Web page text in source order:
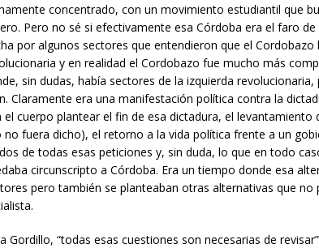
concentrado, con un movimiento estudiantil que
Pero no sé si efectivamente esa Córdoba era el faro
por algunos sectores que entendieron que el
y en realidad el Cordobazo fue mucho más
sin dudas, había sectores de la izquierda
Claramente era una manifestación política contra la
el cuerpo plantear el fin de esa dictadura, el levantamiento
no fuera dicho), el retorno a la vida política frente a un
de todas esas peticiones y, sin duda, lo que en todo
circunscripto a Córdoba. Era un tiempo donde esa
pero también se planteaban otras alternativas que no
Gordillo, “todas esas cuestiones son necesarias de